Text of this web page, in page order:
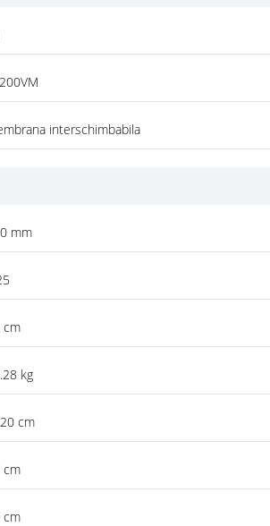
interschimbabila
mm
cm
kg
cm
cm
cm